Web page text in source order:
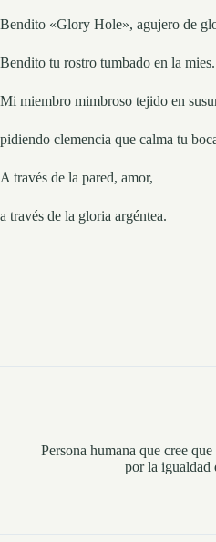
Bendito «Glory Hole», agujero de
Bendito tu rostro tumbado en la mies.
Mi miembro mimbroso tejido en
pidiendo clemencia que calma tu
A través de la pared, amor,
a través de la gloria argéntea.
Persona humana que cree
por la igualdad